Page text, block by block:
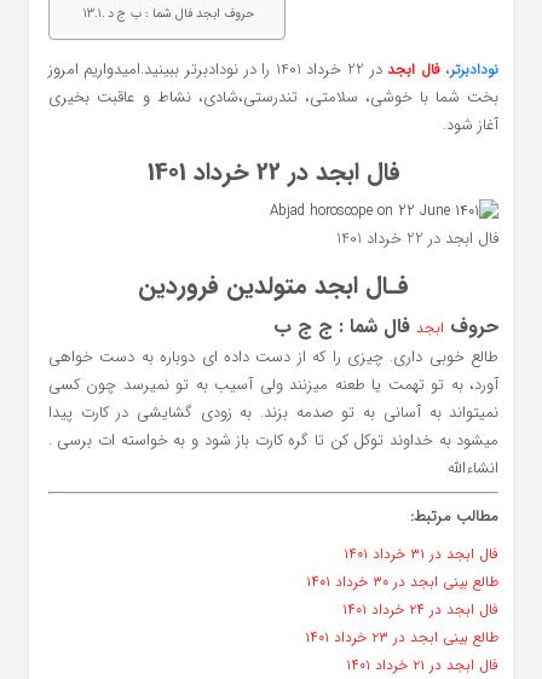
حروف ابجد فال شما : ب ج د
نودادبرتر،فال ابجد
در 22 خرداد 1401 را در نودادبرتر ببینید.امیدواریم امروز
بخت شما با خوشی، سلامتی، تندرستی،شادی، نشاط و عاقبت بخیری
آغاز شود.
فال ابجد در 22 خرداد 1401
فال ابجد در 22 خرداد 1401
فـال ابجد متولدین فروردین
حروف ابجد فال شما : ج ج ب
طالع خوبی داری. چیزی را که از دست داده ای دوباره به دست خواهی
آورد، به تو تهمت یا طعنه میزنند ولی آسیب به تو نمیرسد چون کسی
نمیتواند به آسانی به تو صدمه بزند. به زودی گشایشی در کارت پیدا
میشود به خداوند توکل کن تا گره کارت باز شود و به خواسته ات برسی .
انشاءالله
مطالب مرتبط:
فال ابجد در ۳۱ خرداد ۱۴۰۱
طالع بینی ابجد در ۳۰ خرداد ۱۴۰۱
فال ابجد در ۲۴ خرداد ۱۴۰۱
طالع بینی ابجد در ۲۳ خرداد ۱۴۰۱
فال ابجد در ۲۱ خرداد ۱۴۰۱